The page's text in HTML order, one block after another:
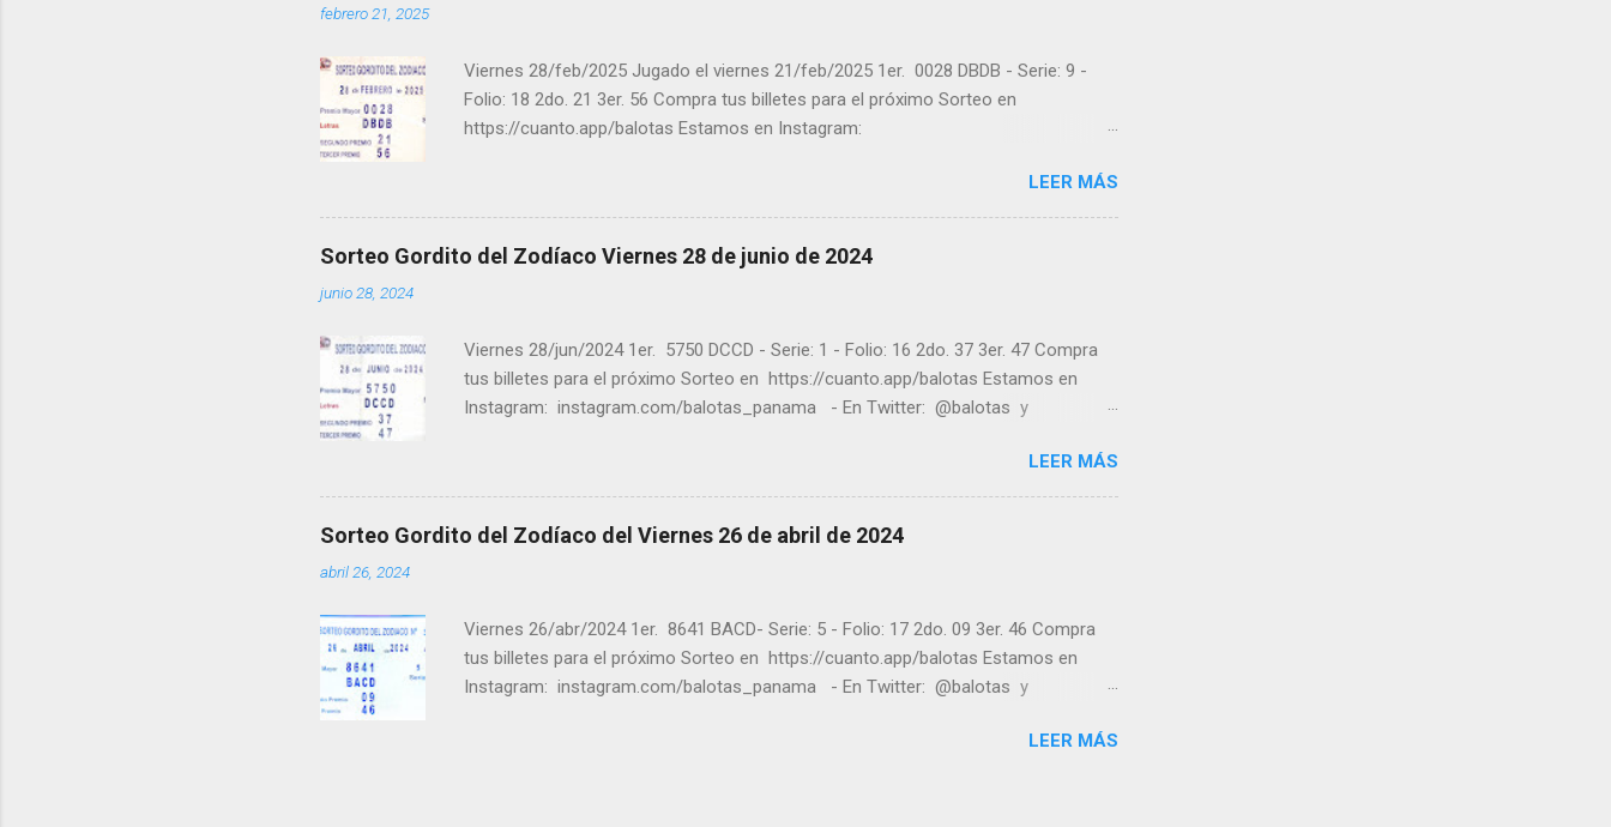
febrero 21, 2025
Viernes 28/feb/2025 Jugado el viernes 21/feb/2025 1er. 0028 DBDB - Serie: 9 -
Folio: 18 2do. 21 3er. 56 Compra tus billetes para el próximo Sorteo en
https://cuanto.app/balotas Estamos en Instagram:
facebook.com/balotas Pruebe su suerte en las mejores loterías millonarias y de
una forma segura y legal recomendado clic a: goo.gl/5Y2qt Felicidades a todos
los ganadores ! y a los que no ganaron "Buena Suerte" para el próximo sorteo,
recuerden visitarnos en balotas.com para conocer los datos que le ayudaran a
LEER MÁS
Sorteo Gordito del Zodíaco Viernes 28 de junio de 2024
junio 28, 2024
Viernes 28/jun/2024 1er. 5750 DCCD - Serie: 1 - Folio: 16 2do. 37 3er. 47 Compra
tus billetes para el próximo Sorteo en https://cuanto.app/balotas Estamos en
Instagram: instagram.com/balotas_panama - En Twitter: @balotas y
millonarias y de una forma segura y legal recomendado clic a: goo.gl/5Y2qt
Felicidades a todos los ganadores ! y a los que no ganaron "Buena Suerte" para el
próximo sorteo, recuerden visitarnos en balotas.com para conocer los datos que
LEER MÁS
Sorteo Gordito del Zodíaco del Viernes 26 de abril de 2024
abril 26, 2024
Viernes 26/abr/2024 1er. 8641 BACD- Serie: 5 - Folio: 17 2do. 09 3er. 46 Compra
tus billetes para el próximo Sorteo en https://cuanto.app/balotas Estamos en
Instagram: instagram.com/balotas_panama - En Twitter: @balotas y
millonarias y de una forma segura y legal recomendado clic a: goo.gl/5Y2qtLEER MÁS